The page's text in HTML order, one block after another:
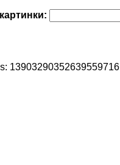
13903290352639559716